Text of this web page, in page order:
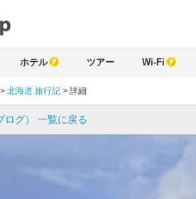
ホテル ツアー Wi-Fi
> 北海道 旅行記 > 詳細
ログ） 一覧に戻る